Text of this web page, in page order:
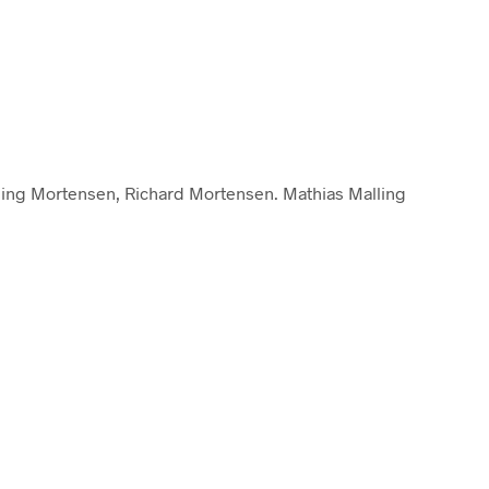
Mortensen, Richard Mortensen. Mathias Malling